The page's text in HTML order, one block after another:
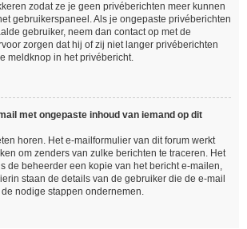
zodat ze je geen privéberichten meer kunnen
gebruikerspaneel. Als je ongepaste privéberichten
gebruiker, neem dan contact op met de
zorgen dat hij of zij niet langer privéberichten
meldknop in het privébericht.
met ongepaste inhoud van iemand op dit
horen. Het e-mailformulier van dit forum werkt
om zenders van zulke berichten te traceren. Het
de beheerder een kopie van het bericht e-mailen,
staan de details van de gebruiker die de e-mail
nodige stappen ondernemen.